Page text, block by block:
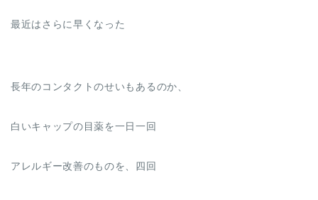
最近はさらに早くなった
長年のコンタクトのせいもあるのか、
白いキャップの目薬を一日一回
アレルギー改善のものを、四回